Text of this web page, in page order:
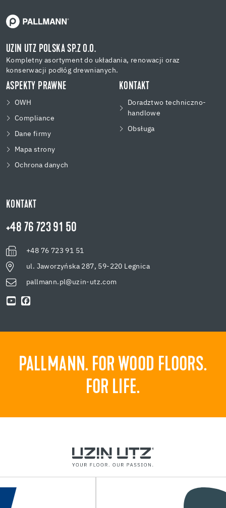
UZIN UTZ POLSKA SP.Z O.O.
Kompletny asortyment do układania, renowacji oraz
konserwacji podłóg drewnianych.
ASPEKTY PRAWNE
OWH
Compliance
Dane firmy
Mapa strony
Ochrona danych
KONTAKT
Doradztwo techniczno-
handlowe
Obsługa
KONTAKT
+48 76 723 91 50
+48 76 723 91 51
ul. Jaworzyńska 287, 59-220 Legnica
pallmann.pl@uzin-utz.com
PALLMANN. FOR WOOD FLOORS.
FOR LIFE.